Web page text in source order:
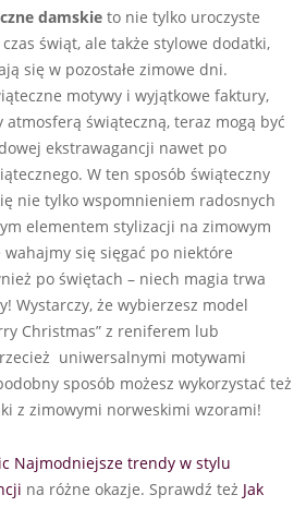
damskie to nie tylko uroczyste
świąt, ale także stylowe dodatki,
się w pozostałe zimowe dni.
motywy i wyjątkowe faktury,
atmosferą świąteczną, teraz mogą być
ekstrawagancji nawet po
W ten sposób świąteczny
nie tylko wspomnieniem radosnych
elementem stylizacji na zimowym
się sięgać po niektóre
po świętach – niech magia trwa
Wystarczy, że wybierzesz model
Christmas” z reniferem lub
uniwersalnymi motywami
sposób możesz wykorzystać też
z zimowymi norweskimi wzorami!
Najmodniejsze trendy w stylu
na różne okazje. Sprawdź też Jak